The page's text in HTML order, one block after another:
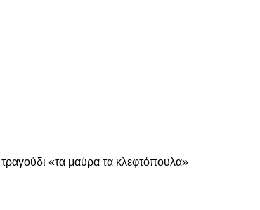
«τα μαύρα τα κλεφτόπουλα»